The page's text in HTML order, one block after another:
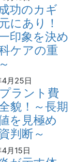
功のカギ
にあり！
印象を決め
ケアの重
月25日
ラント費
貌！～長期
を見極め
判断～
月15日